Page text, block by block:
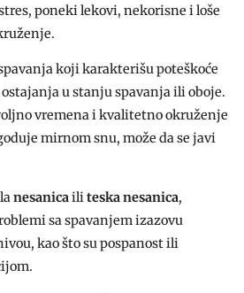
poneki lekovi, nekorisne i loše
koji karakterišu poteškoće
u stanju spavanja ili oboje.
vremena i kvalitetno okruženje
mirnom snu, može da se javi
nesanicailiteska nesanica,
sa spavanjem izazovu
kao što su pospanost ili